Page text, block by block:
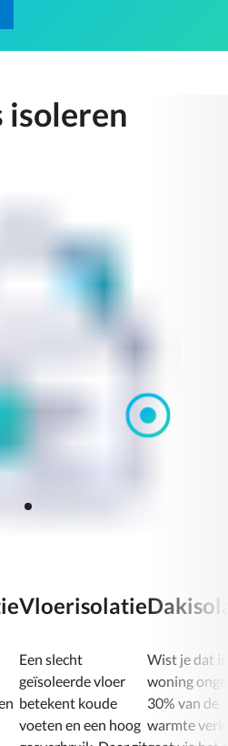
Toon
isoleren
Vloerisolatie
Een slecht
geïsoleerde vloer
betekent koude
voeten en een hoog
Wist je dat
woning
30% van de
warmte